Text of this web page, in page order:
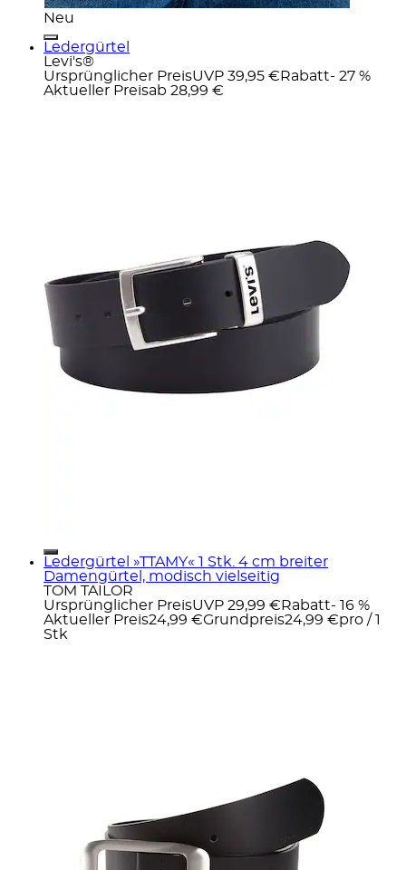
Neu
Ledergürtel
Levi's®
Ursprünglicher PreisUVP 39,95 € Rabatt- 27 %
Aktueller Preisab 28,99 €
Ledergürtel »TTAMY« 1 Stk. 4 cm breiter
Damengürtel, modisch vielseitig
TOM TAILOR
Ursprünglicher PreisUVP 29,99 € Rabatt- 16 %
Aktueller Preis24,99 €Grundpreis24,99 €pro / 1
Stk